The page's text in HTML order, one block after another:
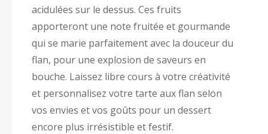
acidulées sur le dessus. Ces fruits
apporteront une note fruitée et gourmande
qui se marie parfaitement avec la douceur du
flan, pour une explosion de saveurs en
bouche. Laissez libre cours à votre créativité
et personnalisez votre tarte aux flan selon
vos envies et vos goûts pour un dessert
encore plus irrésistible et festif.